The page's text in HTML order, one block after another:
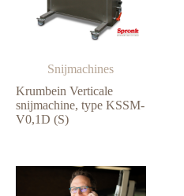
Snijmachines
Krumbein Verticale
snijmachine, type KSSM-
V0,1D (S)